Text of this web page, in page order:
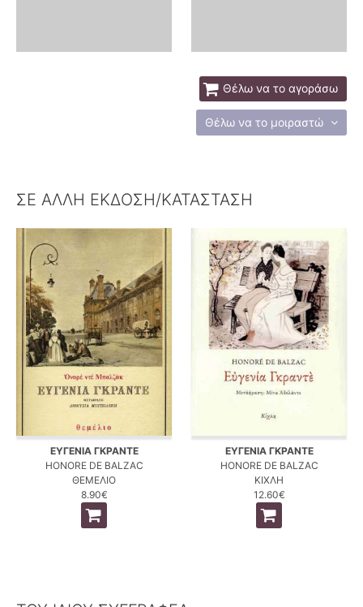
Θέλω να το αγοράσω
Θέλω να το μοιραστώ
ΣΕ ΑΛΛΗ ΕΚΔΟΣΗ/ΚΑΤΑΣΤΑΣΗ
ΕΥΓΕΝΙΑ ΓΚΡΑΝΤΕ
HONORE DE BALZAC
ΘΕΜΕΛΙΟ
8.90€
ΕΥΓΕΝΙΑ ΓΚΡΑΝΤΕ
HONORE DE BALZAC
ΚΙΧΛΗ
12.60€